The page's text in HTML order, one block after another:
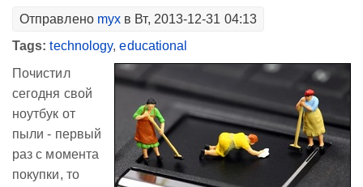
Отправлено myx в Вт, 2013-12-31 04:13
Tags:technology,educational
Почистил
сегодня свой
ноутбук от
пыли - первый
раз с момента
покупки, то